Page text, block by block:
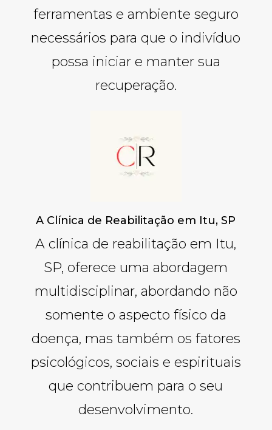
ferramentas e ambiente seguro
necessários para que o indivíduo
possa iniciar e manter sua
recuperação.
A Clínica de Reabilitação em Itu, SP
A clínica de reabilitação em Itu,
SP, oferece uma abordagem
multidisciplinar, abordando não
somente o aspecto físico da
doença, mas também os fatores
psicológicos, sociais e espirituais
que contribuem para o seu
desenvolvimento.